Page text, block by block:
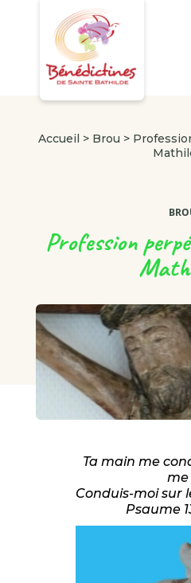
Accueil > Brou >
Profession
Ta main me
me
Conduis-moi sur
Psaume